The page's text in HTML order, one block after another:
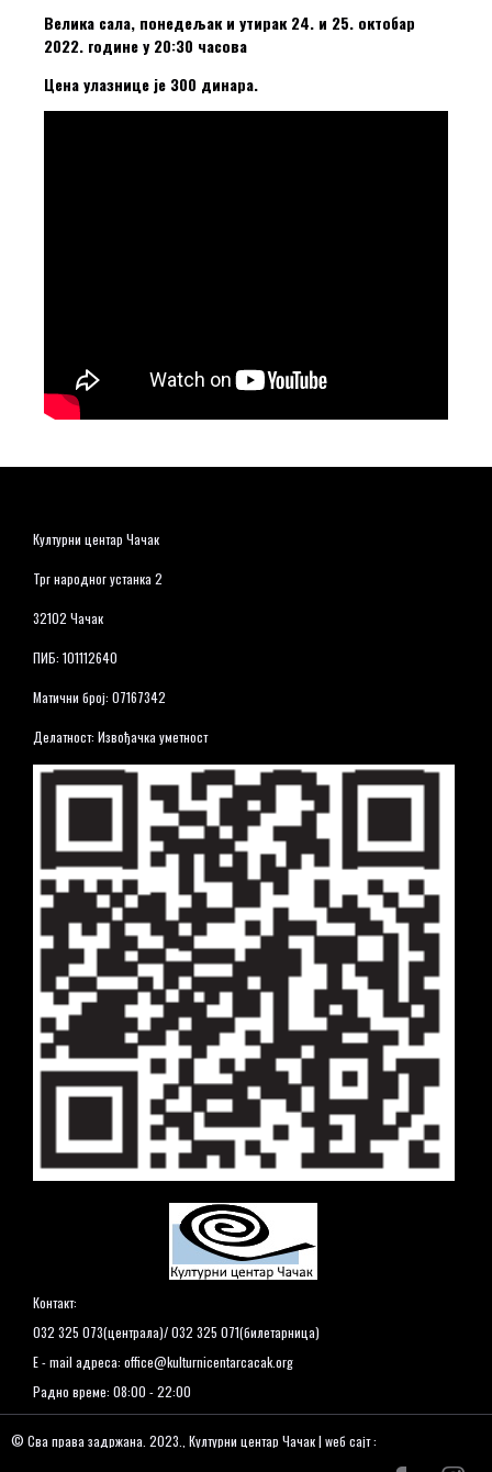
Велика сала, понедељак и утирак 24. и 25. октобар
2022. године у 20:30 часова
Цена улазнице је 300 динара.
Културни центар Чачак
Трг народног устанка 2
32102 Чачак
ПИБ: 101112640
Матични број: 07167342
Делатност: Извођачка уметност
Контакт:
032 325 073(централа)/ 032 325 071(билетарница)
E - mail адреса: office@kulturnicentarcacak.org
Радно време: 08:00 - 22:00
© Сва права задржана. 2023., Културни центар Чачак | wеб сајт :